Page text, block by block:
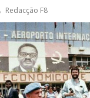
Redacção F8